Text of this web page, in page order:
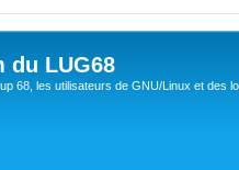
du LUG68
68, les utilisateurs de GNU/Linux et des